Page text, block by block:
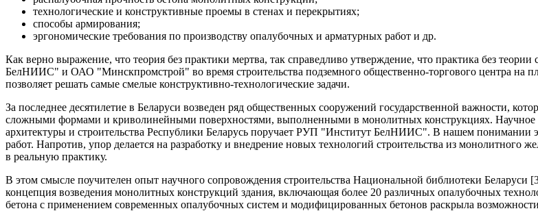
технологические и конструктивные проемы в стенах и перекрытиях;
способы армирования;
эргономические требования по производству опалубочных и арматурных работ и др.
Как верно выражение, что теория без практики мертва, так справедливо утверждение, что практика без
БелНИИС" и ОАО "Минскпромстрой" во время строительства подземного общественно-торгового центра на
позволяет решать самые смелые конструктивно-технологические задачи.
За последнее десятилетие в Беларуси возведен ряд общественных сооружений государственной важности,
сложными формами и криволинейными поверхностями, выполненными в монолитных конструкциях. Научное
архитектуры и строительства Республики Беларусь поручает РУП "Институт БелНИИС". В нашем понимании
работ. Напротив, упор делается на разработку и внедрение новых технологий строительства из
в реальную практику.
В этом смысле поучителен опыт научного сопровождения строительства Национальной библиотеки Беларуси
концепция возведения монолитных конструкций здания, включающая более 20 различных опалубочных
бетона с применением современных опалубочных систем и модифицированных бетонов раскрыла